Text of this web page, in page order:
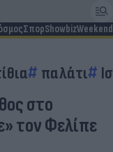
ΣπορShowbizWeekend
παλάτι
στο
τον Φελίπε